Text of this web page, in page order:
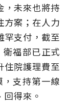
，未來也將持
方案；在人力
罕支付，截至
福部已正式
住院護理費至
支持第一線
得來。